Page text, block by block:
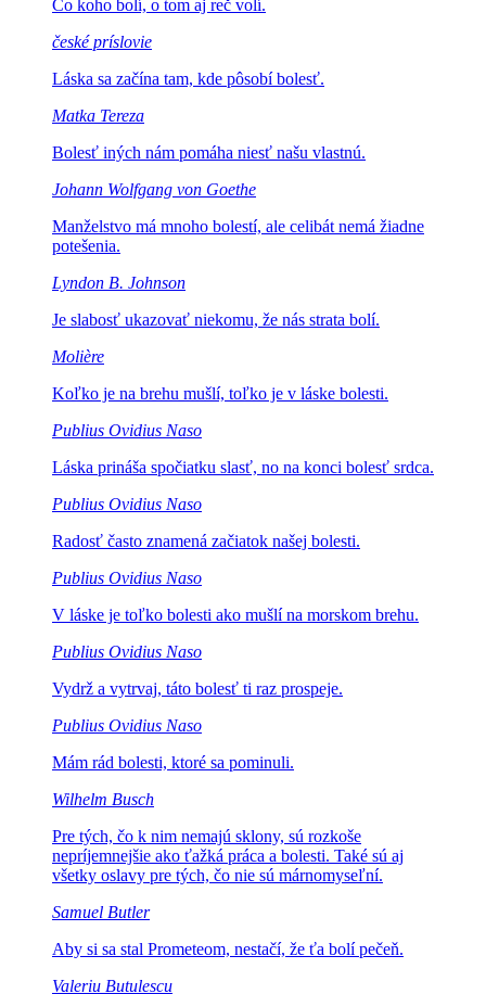
Čo koho bolí, o tom aj reč volí.
české príslovie
Láska sa začína tam, kde pôsobí bolesť.
Matka Tereza
Bolesť iných nám pomáha niesť našu vlastnú.
Johann Wolfgang von Goethe
Manželstvo má mnoho bolestí, ale celibát nemá žiadne
potešenia.
Lyndon B. Johnson
Je slabosť ukazovať niekomu, že nás strata bolí.
Molière
Koľko je na brehu mušlí, toľko je v láske bolesti.
Publius Ovidius Naso
Láska prináša spočiatku slasť, no na konci bolesť srdca.
Publius Ovidius Naso
Radosť často znamená začiatok našej bolesti.
Publius Ovidius Naso
V láske je toľko bolesti ako mušlí na morskom brehu.
Publius Ovidius Naso
Vydrž a vytrvaj, táto bolesť ti raz prospeje.
Publius Ovidius Naso
Mám rád bolesti, ktoré sa pominuli.
Wilhelm Busch
Pre tých, čo k nim nemajú sklony, sú rozkoše
nepríjemnejšie ako ťažká práca a bolesti. Také sú aj
všetky oslavy pre tých, čo nie sú márnomyseľní.
Samuel Butler
Aby si sa stal Prometeom, nestačí, že ťa bolí pečeň.
Valeriu Butulescu